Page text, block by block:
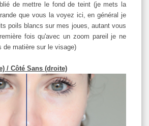
de mettre le fond de teint (je mets la
que vous la voyez ici, en général je
poils blancs sur mes joues, autant vous
fois qu'avec un zoom pareil je ne
de matière sur le visage)
/ Côté Sans (droite)